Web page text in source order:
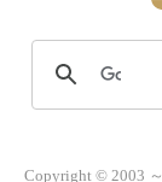
Copyright © 2003